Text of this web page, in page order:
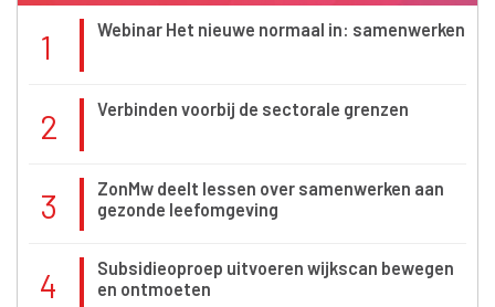
1 Webinar Het nieuwe normaal in: samenwerken
2 Verbinden voorbij de sectorale grenzen
3
ZonMw deelt lessen over samenwerken aan
gezonde leefomgeving
4
Subsidieoproep uitvoeren wijkscan bewegen
en ontmoeten